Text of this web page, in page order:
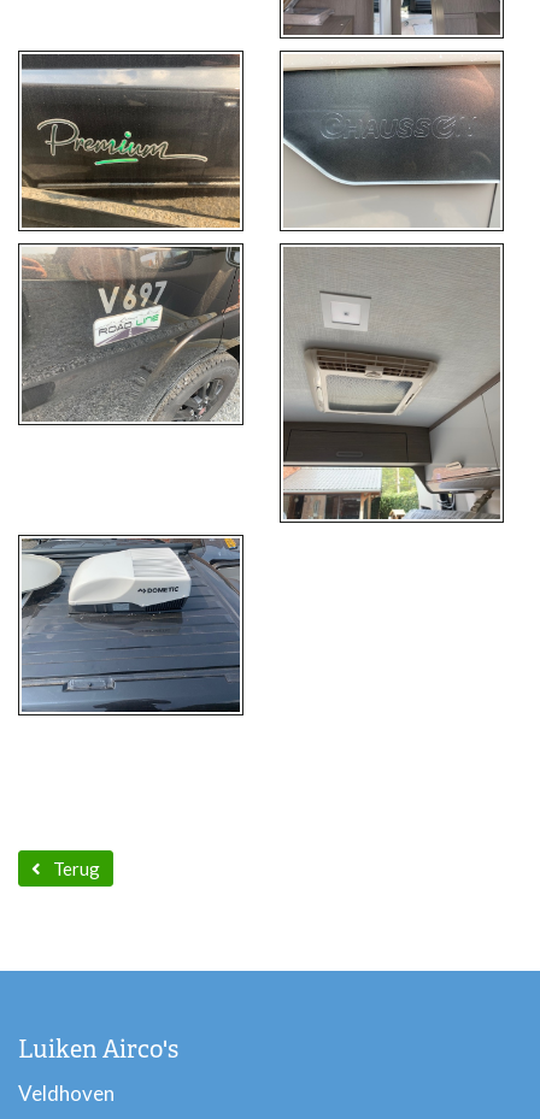
Terug
Luiken Airco's
Veldhoven